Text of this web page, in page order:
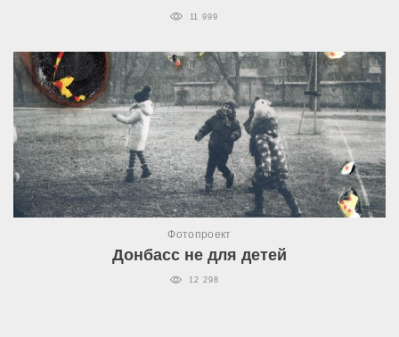
11 999
Фотопроект
Донбасс не для детей
12 298